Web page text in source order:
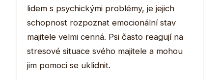
lidem s psychickými problémy, je jejich
schopnost rozpoznat emocionální stav
majitele velmi cenná. Psi často reagují na
stresové situace svého majitele a mohou
jim pomoci se uklidnit.